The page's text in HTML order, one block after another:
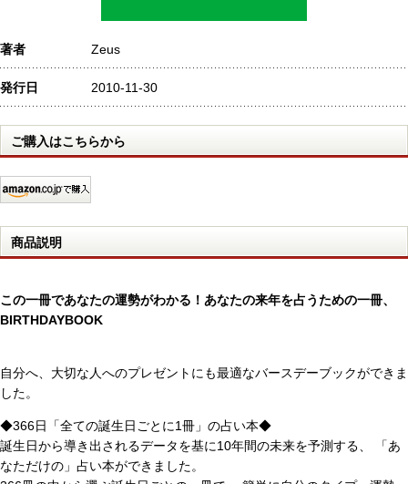
著者 Zeus
発行日 2010-11-30
ご購入はこちらから
商品説明
この一冊であなたの運勢がわかる！あなたの来年を占うための一冊、
BIRTHDAYBOOK
自分へ、大切な人へのプレゼントにも最適なバースデーブックができま
した。
◆366日「全ての誕生日ごとに1冊」の占い本◆
誕生日から導き出されるデータを基に10年間の未来を予測する、 「あ
なただけの」占い本ができました。